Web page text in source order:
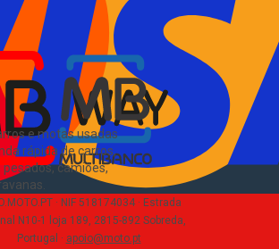
e motas usadas
rápida de carros,
camiões,
EN
Sobre Nós
· NIF 518174034 · Estrada
N10-1 loja 189, 2815-892 Sobreda,
Portugal · apoio@moto.pt